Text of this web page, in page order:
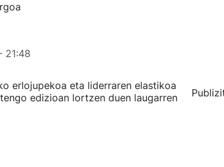
21:48
erlojupekoa eta liderraren elastikoa
edizioan lortzen duen laugarren